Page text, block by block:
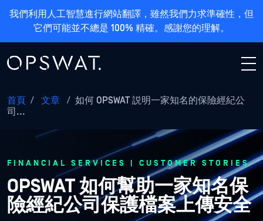
我們利用人工智慧進行網站翻譯，雖然我們力求準確性，但
它們可能並不總是 100% 精確。感謝您的理解。
首頁 / 文章 / 如何 OPSWAT 説明一家知名的保險經紀公
司...
FINANCIAL SERVICES | CUSTOMER STORIES
OPSWAT 如何幫助一家知名保
險經紀公司保護檔案上傳安全